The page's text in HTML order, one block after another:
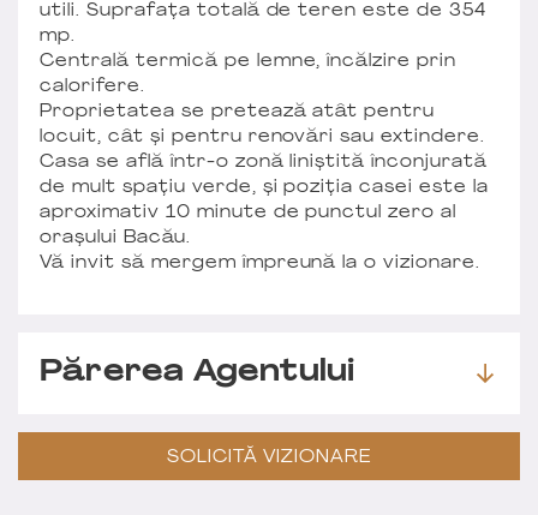
utili. Suprafața totală de teren este de 354
mp.
Centrală termică pe lemne, încălzire prin
calorifere.
Proprietatea se pretează atât pentru
locuit, cât și pentru renovări sau extindere.
Casa se află într-o zonă liniștită înconjurată
de mult spațiu verde, și poziția casei este la
aproximativ 10 minute de punctul zero al
orașului Bacău.
Vă invit să mergem împreună la o vizionare.
Părerea Agentului
SOLICITĂ VIZIONARE